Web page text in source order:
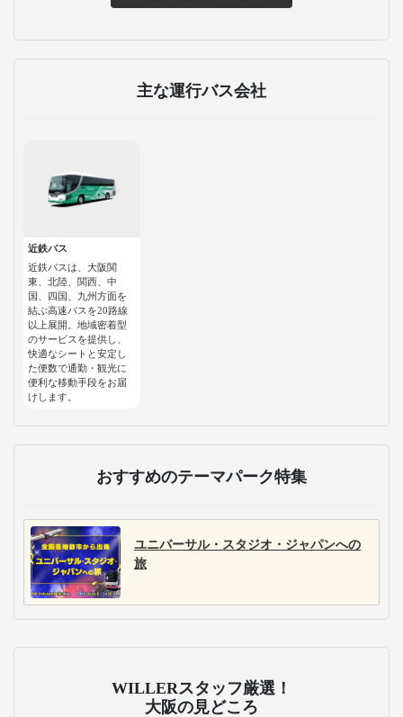
主な運行バス会社
近鉄バス
近鉄バスは、大阪関
東、北陸、関西、中
国、四国、九州方面を
結ぶ高速バスを20路線
以上展開。地域密着型
のサービスを提供し、
快適なシートと安定し
た便数で通勤・観光に
便利な移動手段をお届
けします。
おすすめのテーマパーク特集
ユニバーサル・スタジオ・ジャパンへの
旅
WILLERスタッフ厳選！
大阪の見どころ